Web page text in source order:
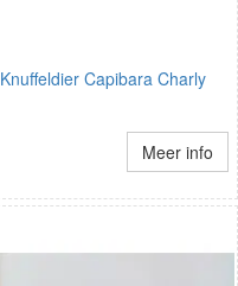
Knuffeldier Capibara Charly
Meer info